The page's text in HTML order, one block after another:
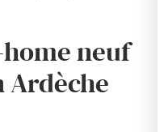
neuf
Ardèche